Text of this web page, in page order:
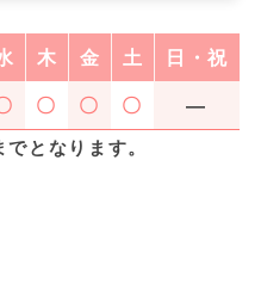
木 金 土 日・祝
〇 〇 〇 ―
となります。